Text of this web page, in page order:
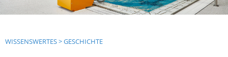
WISSENSWERTES>GESCHICHTE